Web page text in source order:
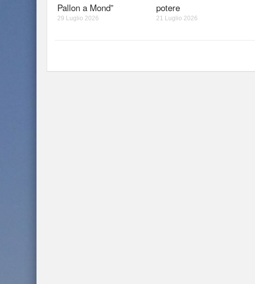
Pallon a Mond”
29 Luglio 2026
potere
21 Luglio 2026